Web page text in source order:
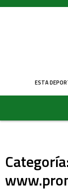
Skip
ESTA